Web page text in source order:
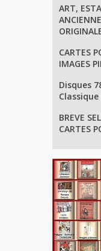
ART,
CARTES
IMAGES
Disques
BREVE
CARTES